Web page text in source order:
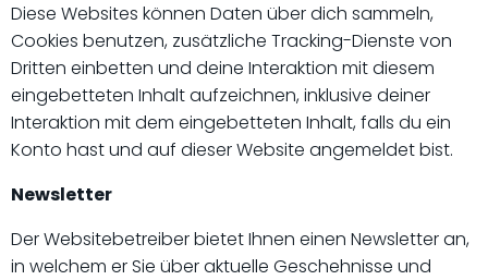
Diese Websites können Daten über dich sammeln,
Cookies benutzen, zusätzliche Tracking-Dienste von
Dritten einbetten und deine Interaktion mit diesem
eingebetteten Inhalt aufzeichnen, inklusive deiner
Interaktion mit dem eingebetteten Inhalt, falls du ein
Konto hast und auf dieser Website angemeldet bist.
Newsletter
Der Websitebetreiber bietet Ihnen einen Newsletter an,
in welchem er Sie über aktuelle Geschehnisse und